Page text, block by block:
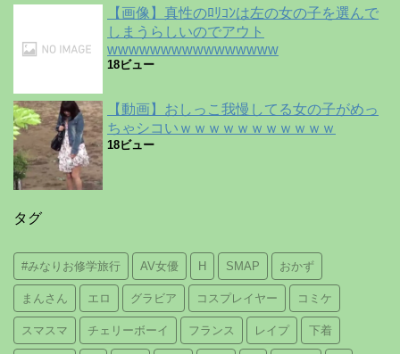
【画像】真性のﾛﾘｺﾝは左の女の子を選んで
しまうらしいのでアウト
wwwwwwwwwwwwwwww
18ビュー
【動画】おしっこ我慢してる女の子がめっ
ちゃシコいｗｗｗｗｗｗｗｗｗｗｗ
18ビュー
タグ
#みなりお修学旅行 AV女優 H SMAP おかず
まんさん エロ グラビア コスプレイヤー コミケ
スマスマ チェリーボーイ フランス レイプ 下着